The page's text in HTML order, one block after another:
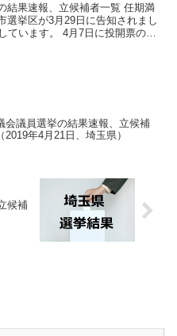
結果速報、立候補者一覧 任期満
選挙区が3月29日に告知されまし
ています。 4月7日に投開票の予
会議員選挙の結果速報、立候補
2019年4月21日、埼玉県）
候補